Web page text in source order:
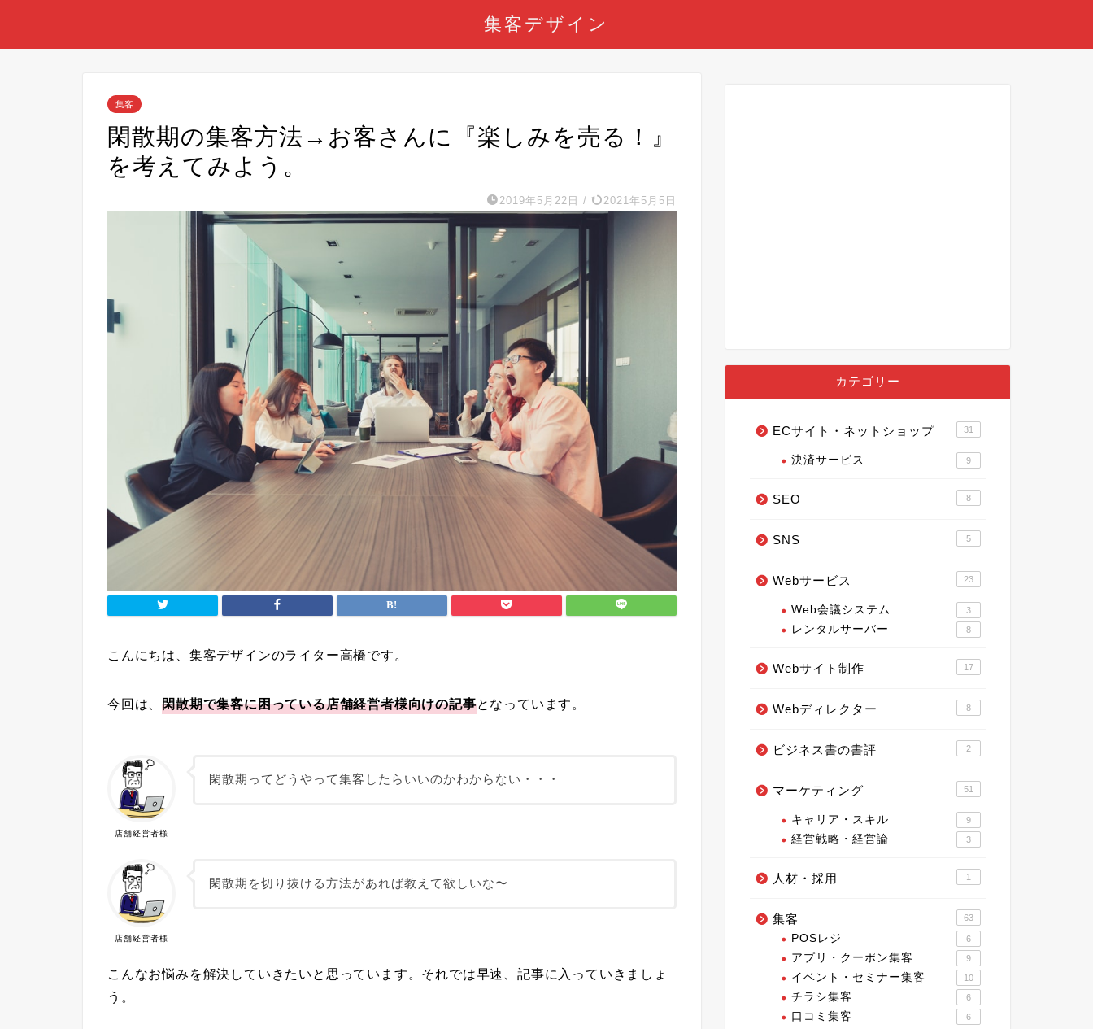
集客デザイン
集客
閑散期の集客方法→お客さんに『楽しみを売る！』
を考えてみよう。
2019年5月22日 / 2021年5月5日
こんにちは、集客デザインのライター高橋です。
今回は、閑散期で集客に困っている店舗経営者様向けの記事となっています。
店舗経営者様
閑散期ってどうやって集客したらいいのかわからない・・・
店舗経営者様
閑散期を切り抜ける方法があれば教えて欲しいな〜
こんなお悩みを解決していきたいと思っています。それでは早速、記事に入っていきましょ
う。
カテゴリー
ECサイト・ネットショップ 31
決済サービス 9
SEO 8
SNS 5
Webサービス 23
Web会議システム 3
レンタルサーバー 8
Webサイト制作 17
Webディレクター 8
ビジネス書の書評 2
マーケティング 51
キャリア・スキル 9
経営戦略・経営論 3
人材・採用 1
集客 63
POSレジ 6
アプリ・クーポン集客 9
イベント・セミナー集客 10
チラシ集客 6
口コミ集客 6